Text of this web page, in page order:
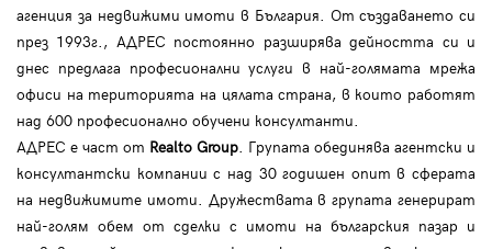
агенция за недвижими имоти в България. От създаването си
през 1993г., АДРЕС постоянно разширява дейността си и
днес предлага професионални услуги в най-голямата мрежа
офиси на територията на цялата страна, в които работят
над 600 професионално обучени консултанти.
АДРЕС е част от Realto Group . Групата обединява агентски и
консултантски компании с над 30 годишен опит в сферата
на недвижимите имоти. Дружествата в групата генерират
най-голям обем от сделки с имоти на българския пазар и